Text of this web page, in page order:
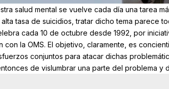
salud mental se vuelve cada día una tarea
tasa de suicidios, tratar dicho tema parece
cada 10 de octubre desde 1992, por
con la OMS. El objetivo, claramente, es
conjuntos para atacar dichas
de vislumbrar una parte del problema y